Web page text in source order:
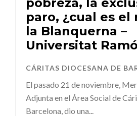
paro, ¿cual es el
la Blanquerna –
Universitat
CÁRITAS DIOCESANA DE
El pasado 21 de noviembre,
Adjunta en el Área Social de
Barcelona, dio una...